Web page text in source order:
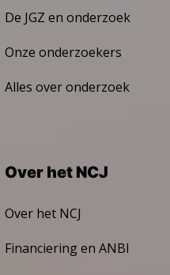
De JGZ en onderzoek
Onze onderzoekers
Alles over onderzoek
Over het NCJ
Over het NCJ
Financiering en ANBI